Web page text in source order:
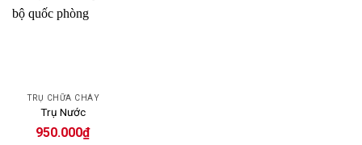
TRỤ CHỮA CHÁY
Trụ Nước
950.000₫